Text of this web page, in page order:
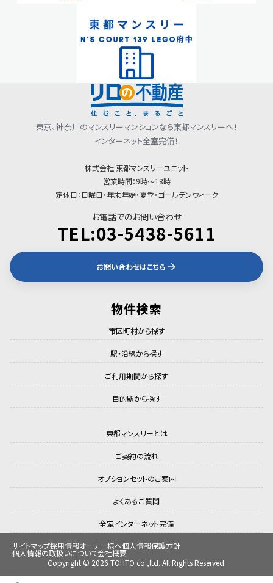
東京、神奈川のマンスリーマンションなら東都マンスリーへ！
インターネット全室完備！
株式会社 東都マンスリーユニット
営業時間：9時〜18時
定休日：日曜日・年末年始・夏季・ゴールデンウィーク
お電話でのお問い合わせ
TEL:03-5438-5611
お問い合わせはこちら
物件検索
市区町村から探す
駅・沿線から探す
ご利用期間から探す
目的駅から探す
東都マンスリーとは
ご契約の流れ
オプションセットのご案内
よくあるご質問
全室インターネット完備
サイトマップ採用情報オーナー様へ個人情報保護方針
個人情報の取扱いについて会社概要
Copyright © 2026 TOHTO co.,ltd. All Rights Reserved.